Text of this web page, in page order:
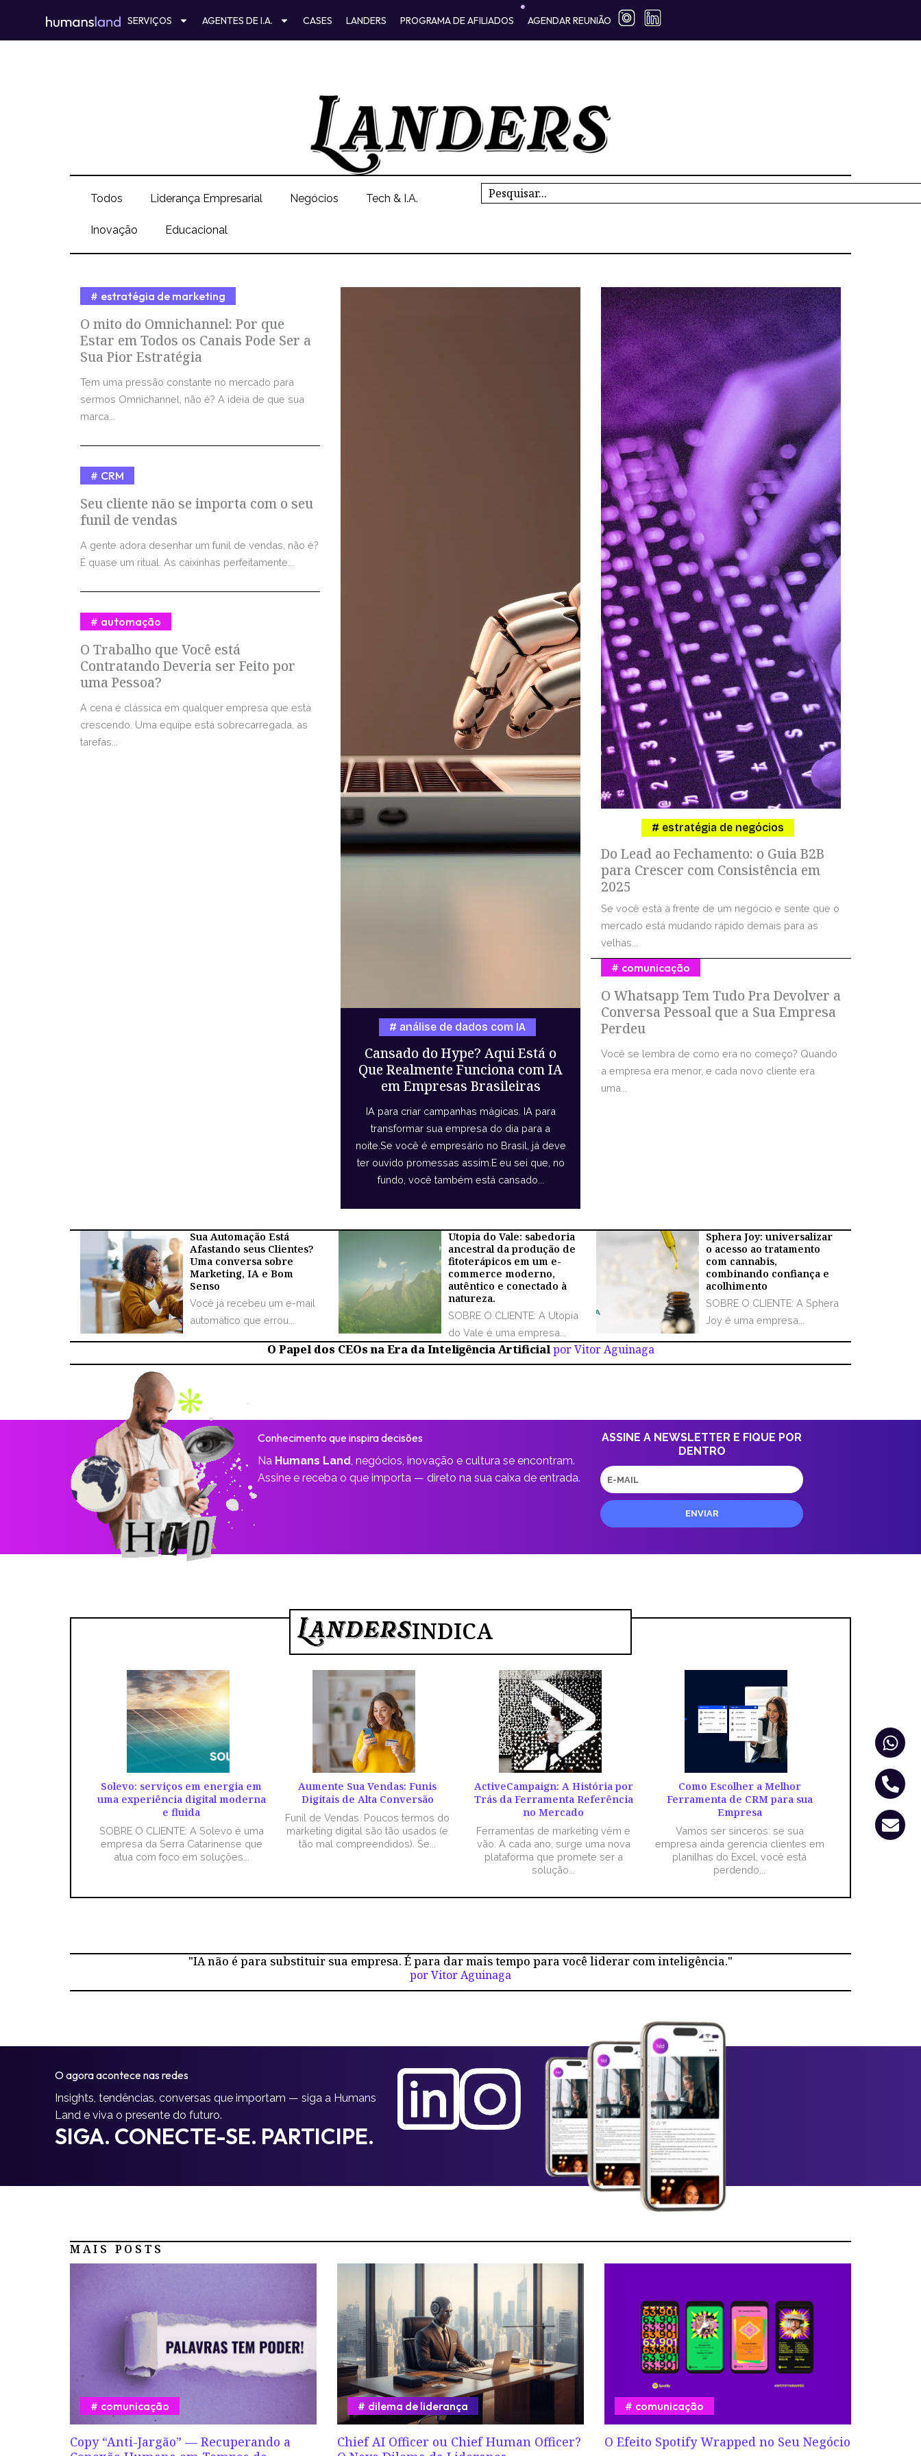
o
SERVIÇOS AGENTES DE I.A. CASES LANDERS PROGRAMA DE AFILIADOS AGENDAR REUNIÃO
Todos Liderança Empresarial Negócios Tech & I.A.
Inovação Educacional
Search
O mito do Omnichannel: Por que
Estar em Todos os Canais Pode Ser a
Sua Pior Estratégia
estratégia de marketing
Tem uma pressão constante no mercado para
sermos Omnichannel, não é? A ideia de que sua
marca...
Seu cliente não se importa com o seu
funil de vendas
CRM
A gente adora desenhar um funil de vendas, não é?
É quase um ritual. As caixinhas perfeitamente...
O Trabalho que Você está
Contratando Deveria ser Feito por
uma Pessoa?
automação
A cena é clássica em qualquer empresa que está
crescendo. Uma equipe está sobrecarregada, as
tarefas...
Cansado do Hype? Aqui Está o
Que Realmente Funciona com IA
em Empresas Brasileiras
análise de dados com IA
IA para criar campanhas mágicas. IA para
transformar sua empresa do dia para a
noite.Se você é empresário no Brasil, já deve
ter ouvido promessas assim.E eu sei que, no
fundo, você também está cansado...
Do Lead ao Fechamento: o Guia B2B
para Crescer com Consistência em
2025
estratégia de negócios
Se você está à frente de um negócio e sente que o
mercado está mudando rápido demais para as
velhas...
O Whatsapp Tem Tudo Pra Devolver a
Conversa Pessoal que a Sua Empresa
Perdeu
comunicação
Você se lembra de como era no começo? Quando
a empresa era menor, e cada novo cliente era
uma...
Sua Automação Está
Afastando seus Clientes?
Uma conversa sobre
Marketing, IA e Bom
Senso
Você já recebeu um e-mail
automático que errou...
Utopia do Vale: sabedoria
ancestral da produção de
fitoterápicos em um e-
commerce moderno,
autêntico e conectado à
natureza.
SOBRE O CLIENTE: A Utopia
do Vale é uma empresa...
Sphera Joy: universalizar
o acesso ao tratamento
com cannabis,
combinando confiança e
acolhimento
SOBRE O CLIENTE: A Sphera
Joy é uma empresa...
O Papel dos CEOs na Era da Inteligência Artificialpor Vitor Aguinaga
Conhecimento que inspira decisões
Na Humans Land, negócios, inovação e cultura se encontram.
Assine e receba o que importa — direto na sua caixa de entrada.
ASSINE A NEWSLETTER E FIQUE POR
DENTRO
E-
mail
ENVIAR
INDICA
Solevo: serviços em energia em
uma experiência digital moderna
e fluida
SOBRE O CLIENTE: A Solevo é uma
empresa da Serra Catarinense que
atua com foco em soluções...
Aumente Sua Vendas: Funis
Digitais de Alta Conversão
Funil de Vendas. Poucos termos do
marketing digital são tão usados (e
tão mal compreendidos). Se...
ActiveCampaign: A História por
Trás da Ferramenta Referência
no Mercado
Ferramentas de marketing vêm e
vão. A cada ano, surge uma nova
plataforma que promete ser a
solução...
Como Escolher a Melhor
Ferramenta de CRM para sua
Empresa
Vamos ser sinceros: se sua
empresa ainda gerencia clientes em
planilhas do Excel, você está
perdendo...
"IA não é para substituir sua empresa. É para dar mais tempo para você liderar com inteligência."
por Vitor Aguinaga
O agora acontece nas redes
Insights, tendências, conversas que importam — siga a Humans
Land e viva o presente do futuro.
SIGA. CONECTE-SE. PARTICIPE.
MAIS POSTS
Copy “Anti-Jargão” — Recuperando a
comunicação
Chief AI Officer ou Chief Human Officer?
dilema de liderança
O Efeito Spotify Wrapped no Seu Negócio
comunicação
alt